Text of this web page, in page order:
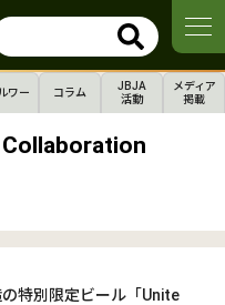
ワー コラム
JBJA
活動
メディア
掲載
Collaboration
特別限定ビール「Unite